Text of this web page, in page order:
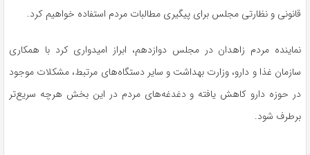
قانونی و نظارتی مجلس برای پیگیری مطالبات مردم استفاده خواهیم کرد.
نماینده مردم زاهدان در مجلس دوازدهم، ابراز امیدواری کرد با همکاری
سازمان غذا و دارو، وزارت بهداشت و سایر دستگاه‌های مرتبط، مشکلات موجود
در حوزه دارو کاهش یافته و دغدغه‌های مردم در این بخش هرچه سریع‌تر
برطرف شود.